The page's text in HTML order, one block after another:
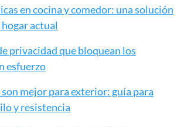
en cocina y comedor: una solución
actual
privacidad que bloquean los
esfuerzo
mejor para exterior: guía para
y resistencia